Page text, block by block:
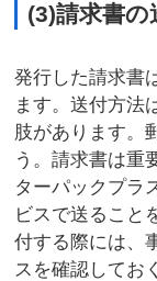
(3)請求書の
発行した請求書
ます。送付方法
肢があります。
う。請求書は重
ターパックプラ
ビスで送ること
付する際には、
スを確認してお